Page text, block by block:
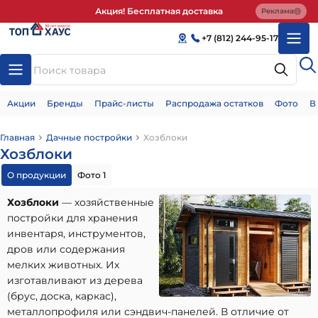
Акция! Бесплатная доставка Реклама
+7 (812) 244-95-17
Акции Бренды Прайс-листы Распродажа остатков Фото
Главная Дачные постройки Хозблоки
Хозблоки
О продукции Фото 1
Хозблоки — хозяйственные
постройки для хранения
инвентаря, инструментов,
дров или содержания
мелких животных. Их
изготавливают из дерева
(брус, доска, каркас),
металлопрофиля или сэндвич-панелей. В отличие от